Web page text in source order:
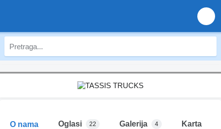
O nama Oglasi 22 Galerija 4 Karta